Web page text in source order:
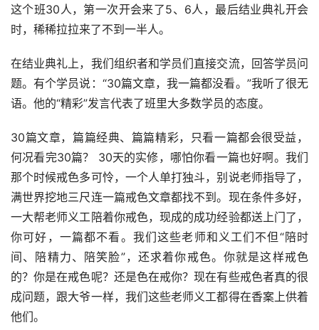
这个班30人，第一次开会来了5、6人，最后结业典礼开会
时，稀稀拉拉来了不到一半人。
在结业典礼上，我们组织者和学员们直接交流，回答学员问
题。有个学员说：“30篇文章，我一篇都没看。”我听了很无
语。他的“精彩”发言代表了班里大多数学员的态度。
30篇文章，篇篇经典、篇篇精彩，只看一篇都会很受益，
何况看完30篇？ 30天的实修，哪怕你看一篇也好啊。我们
那个时候戒色多可怜，一个人单打独斗，别说老师指导了，
满世界挖地三尺连一篇戒色文章都找不到。现在条件多好，
一大帮老师义工陪着你戒色，现成的成功经验都送上门了，
你可好，一篇都不看。我们这些老师和义工们不但“陪时
间、陪精力、陪笑脸”，还求着你戒色。你就是这样戒色
的？你是在戒色呢？还是色在戒你？现在有些戒色者真的很
成问题，跟大爷一样，我们这些老师义工都得在香案上供着
他们。